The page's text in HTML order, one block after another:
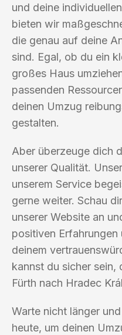
und deine
bieten wir
die genau auf deine
sind. Egal, ob du ein
großes Haus
passenden
deinen Umzug
gestalten.
Aber überzeuge dich
unserer Qualität.
unserem Service
gerne weiter. Schau
unserer Website an
positiven
deinem
kannst du sicher sein,
Fürth nach Hradec
Warte nicht länger
heute, um deinen